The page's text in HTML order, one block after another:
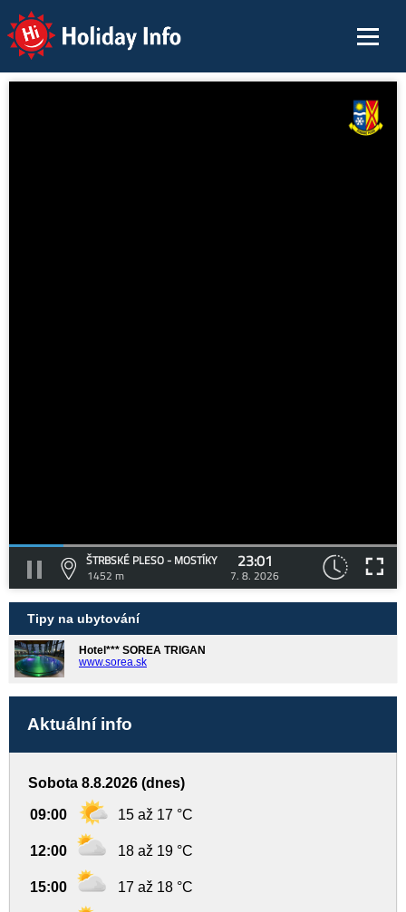
Holiday Info
ŠTRBSKÉ PLESO - MOSTÍKY
1452 m
23:01
7. 8. 2026
Tipy na ubytování
Hotel*** SOREA TRIGAN
www.sorea.sk
Aktuální info
Sobota 8.8.2026 (dnes)
09:00 15 až 17 °C
12:00 18 až 19 °C
15:00 17 až 18 °C